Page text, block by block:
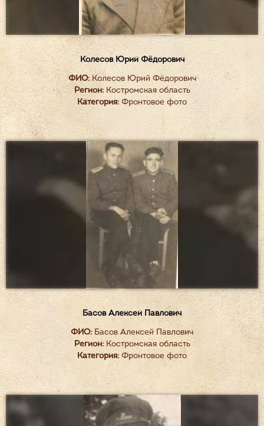
Колесов Юрий Фёдорович
ФИО:Колесов Юрий Фёдорович
Регион:Костромская область
Категория: Фронтовое фото
Басов Алексей Павлович
ФИО: Басов Алексей Павлович
Регион:Костромская область
Категория: Фронтовое фото